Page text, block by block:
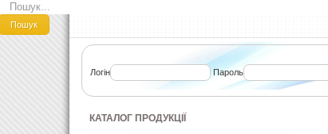
Пошук
Логін Пароль
КАТАЛОГ ПРОДУКЦІЇ